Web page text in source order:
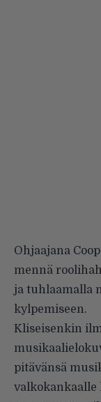
Ohjaajana
mennä
ja tuhlaamalla
kylpemiseen.
Kliseisenkin
pitävänsä
valkokankaalle